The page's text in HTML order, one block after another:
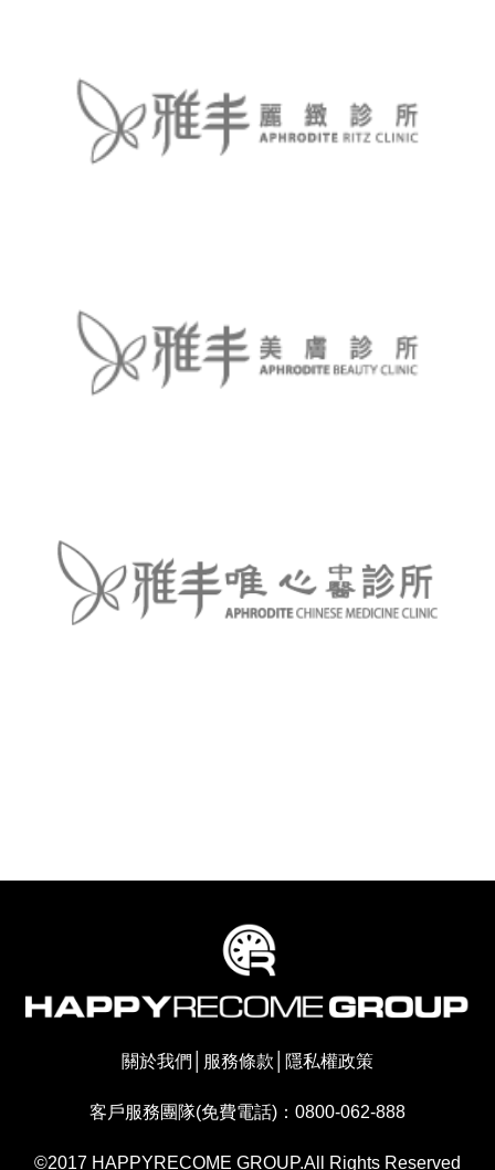
關於我們 服務條款 隱私權政策
客戶服務團隊(免費電話)：0800-062-888
©2017 HAPPYRECOME GROUP.All Rights Reserved